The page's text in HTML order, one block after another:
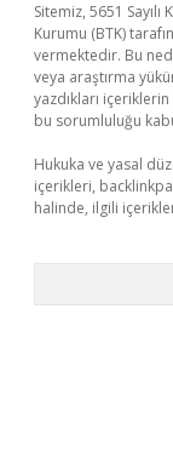
Sitemiz, 5651
Kurumu (BTK)
vermektedir. Bu
veya araştırma
yazdıkları
bu sorumluluğu
Hukuka ve yasal
içerikleri,
halinde, ilgili